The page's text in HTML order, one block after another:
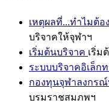
เหตุผลที่...ทำไมต้อ
บริจาคให้จุฬาฯ
เริ่มต้นบริจาค เริ่ม
ระบบบริจาคอิเล็ก
กองทุนจุฬาลงกร
บรมราชสมภพฯ